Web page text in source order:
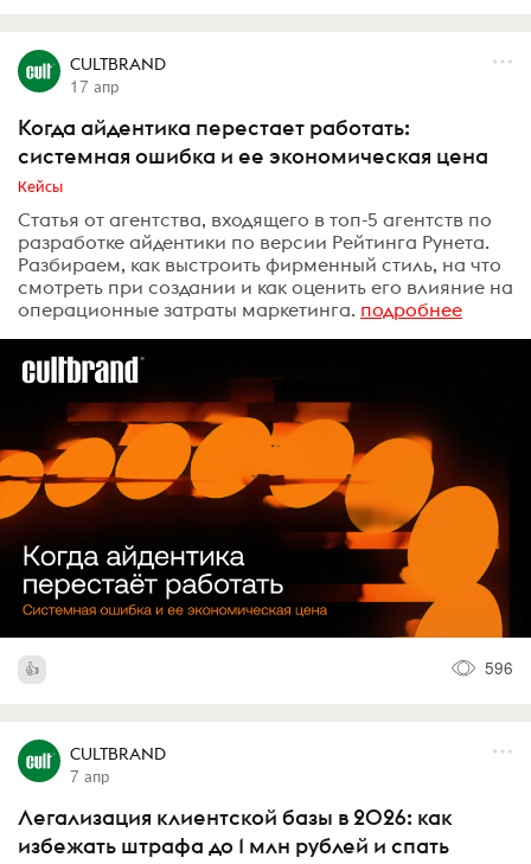
CULTBRAND
17 апр
Когда айдентика перестает работать:
системная ошибка и ее экономическая цена
Кейсы
Статья от агентства, входящего в топ-5 агентств по
разработке айдентики по версии Рейтинга Рунета.
Разбираем, как выстроить фирменный стиль, на что
смотреть при создании и как оценить его влияние на
операционные затраты маркетинга. подробнее
596
CULTBRAND
7 апр
Легализация клиентской базы в 2026: как
избежать штрафа до 1 млн рублей и спать